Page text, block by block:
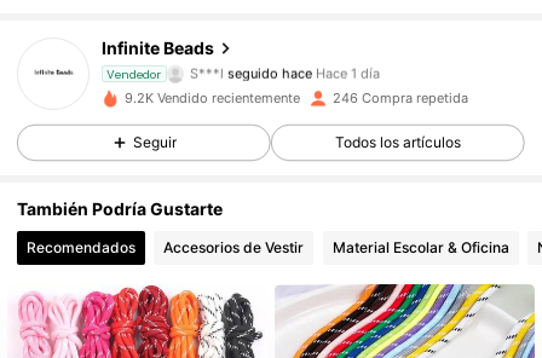
Infinite Beads
Vendedor S***l seguido hace Hace 1 día
210 Seguidores
210 Seguidores
4,92
4,92 210 Seguidores
9.2K Vendido recientemente 246 Compra repetida
Seguir Todos los artículos
También Podría Gustarte
Recomendados Accesorios de Vestir Material Escolar & Oficina